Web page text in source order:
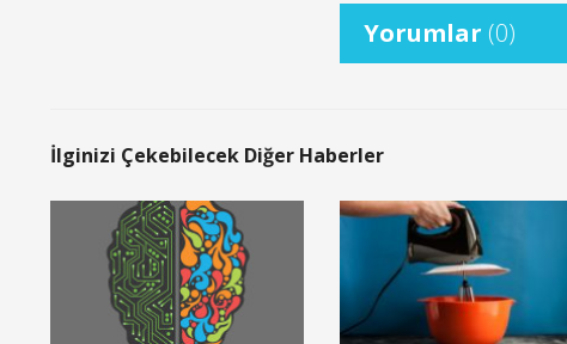
Yorumlar (0)
İlginizi Çekebilecek Diğer Haberler